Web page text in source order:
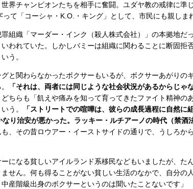
界チャンピオンたちを相手に奮闘。ユダヤ教の戒律に準
て「コーシャ・K.O.・キング」として、市民にも親しま
織「マーダー・インク（殺人株式会社）」の本拠地だ
われていた。しかしバミーは組織に関わることに断固拒
う。
関わらなかったボクサーもいるが、ボクサーあがりの
「それは、両者には同じような社会状況があるからじゃ
ちらも「飢えや痛みを知って育ってきたファイト精神の
う。
「ストリートでの喧嘩は、彼らの成長過程に自然
り治安が悪かった。ラッキー・ルチアーノの時代（禁酒
、その昔ロウアー・イーストサイドの通りで、うしろか
になる貧しいアイルランド系移民などもいましたが、た
せん。何も得ることがない貧しい生活のなかで、自分の
産階級出身のボクサーというのは聞いたことないです」